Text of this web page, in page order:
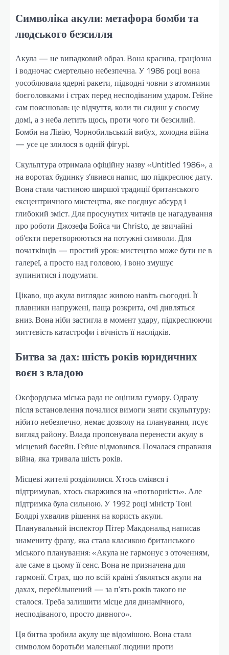
Символіка акули: метафора бомби та
людського безсилля
Акула — не випадковий образ. Вона красива, граціозна
і водночас смертельно небезпечна. У 1986 році вона
уособлювала ядерні ракети, підводні човни з атомними
боєголовками і страх перед несподіваним ударом. Гейне
сам пояснював: це відчуття, коли ти сидиш у своєму
домі, а з неба летить щось, проти чого ти безсилий.
Бомби на Лівію, Чорнобильський вибух, холодна війна
— усе це злилося в одній фігурі.
Скульптура отримала офіційну назву «Untitled 1986», а
на воротах будинку з’явився напис, що підкреслює дату.
Вона стала частиною ширшої традиції британського
ексцентричного мистецтва, яке поєднує абсурд і
глибокий зміст. Для просунутих читачів це нагадування
про роботи Джозефа Бойса чи Christo, де звичайні
об’єкти перетворюються на потужні символи. Для
початківців — простий урок: мистецтво може бути не в
галереї, а просто над головою, і воно змушує
зупинитися і подумати.
Цікаво, що акула виглядає живою навіть сьогодні. Її
плавники напружені, паща розкрита, очі дивляться
вниз. Вона ніби застигла в момент удару, підкреслюючи
миттєвість катастрофи і вічність її наслідків.
Битва за дах: шість років юридичних
воєн з владою
Оксфордська міська рада не оцінила гумору. Одразу
після встановлення почалися вимоги зняти скульптуру:
нібито небезпечно, немає дозволу на планування, псує
вигляд району. Влада пропонувала перенести акулу в
місцевий басейн. Гейне відмовився. Почалася справжня
війна, яка тривала шість років.
Місцеві жителі розділилися. Хтось сміявся і
підтримував, хтось скаржився на «потворність». Але
підтримка була сильною. У 1992 році міністр Тоні
Болдрі ухвалив рішення на користь акули.
Планувальний інспектор Пітер Макдональд написав
знамениту фразу, яка стала класикою британського
міського планування: «Акула не гармонує з оточенням,
але саме в цьому її сенс. Вона не призначена для
гармонії. Страх, що по всій країні з’являться акули на
дахах, перебільшений — за п’ять років такого не
сталося. Треба залишити місце для динамічного,
несподіваного, просто дивного».
Ця битва зробила акулу ще відомішою. Вона стала
символом боротьби маленької людини проти